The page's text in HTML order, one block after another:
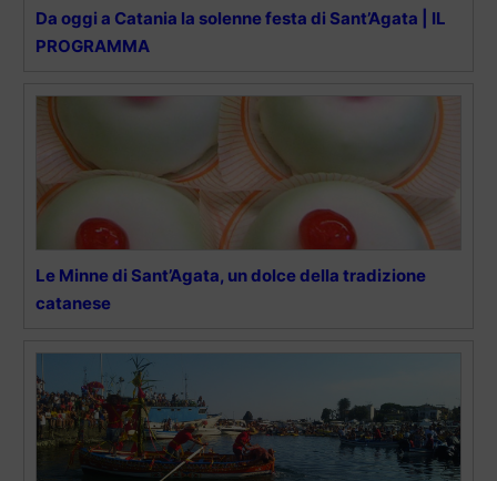
Da oggi a Catania la solenne festa di Sant’Agata | IL
PROGRAMMA
Le Minne di Sant’Agata, un dolce della tradizione
catanese